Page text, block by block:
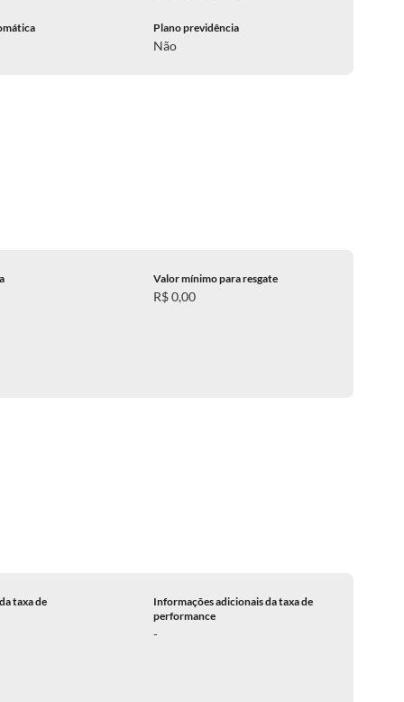
Plano previdência
Não
Valor mínimo para resgate
R$ 0,00
taxa de
Informações adicionais da taxa de
performance
-